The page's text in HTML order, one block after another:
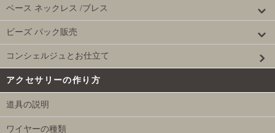
ベース ネックレス /ブレス
ビーズ パック販売
コンシェルジュとお仕立て
アクセサリーの作り方
道具の説明
ワイヤーの種類